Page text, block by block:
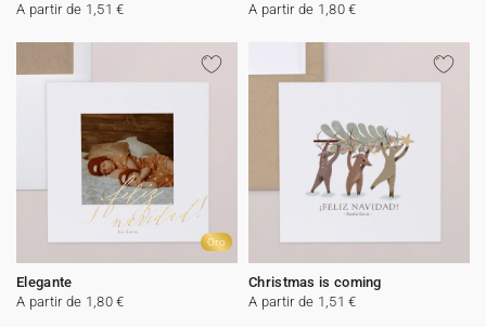
A partir de 1,51 €
A partir de 1,80 €
Oro
Elegante
A partir de 1,80 €
Christmas is coming
A partir de 1,51 €